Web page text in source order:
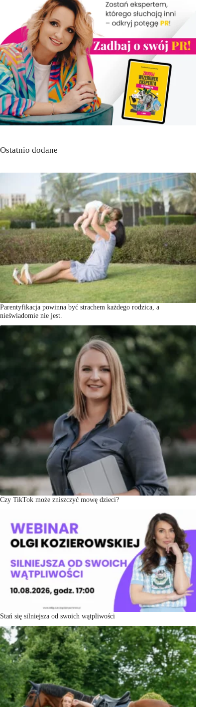
Ostatnio dodane
Parentyfikacja powinna być strachem każdego rodzica, a
nieświadomie nie jest.
Czy TikTok może zniszczyć mowę dzieci?
Stań się silniejsza od swoich wątpliwości